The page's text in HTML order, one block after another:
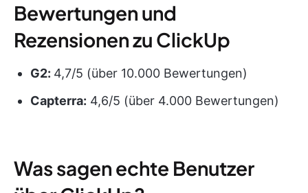
Bewertungen und
Rezensionen zu ClickUp
G2: 4,7/5 (über 10.000 Bewertungen)
Capterra: 4,6/5 (über 4.000 Bewertungen)
Was sagen echte Benutzer